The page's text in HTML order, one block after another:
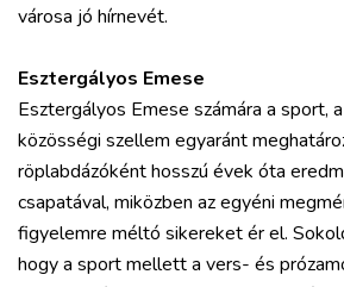
városa jó hírnevét.
Esztergályos Emese
Esztergályos Emese számára a sport,
közösségi szellem egyaránt
röplabdázóként hosszú évek óta
csapatával, miközben az egyéni
figyelemre méltó sikereket ér el.
hogy a sport mellett a vers- és